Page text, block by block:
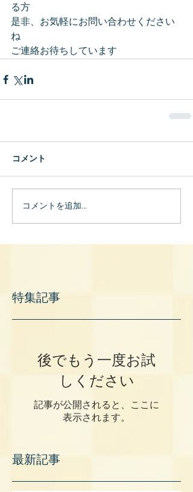
る方
是非、お気軽にお問い合わせください
ね
ご連絡お待ちしています
コメント
コメントを追加…
特集記事
後でもう一度お試
しください
記事が公開されると、ここに
表示されます。
最新記事